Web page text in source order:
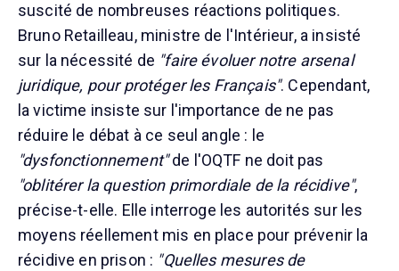
suscité de nombreuses réactions politiques.
Bruno Retailleau, ministre de l'Intérieur, a insisté
sur la nécessité de "faire évoluer notre arsenal
juridique, pour protéger les Français". Cependant,
la victime insiste sur l'importance de ne pas
réduire le débat à ce seul angle : le
"dysfonctionnement"de l'OQTF ne doit pas
"oblitérer la question primordiale de la récidive",
précise-t-elle. Elle interroge les autorités sur les
moyens réellement mis en place pour prévenir la
récidive en prison : "Quelles mesures de